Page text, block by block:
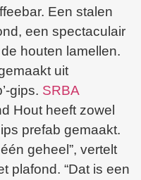
Een stalen
een spectaculair
houten lamellen.
uit
gips. SRBA
Hout heeft zowel
prefab gemaakt.
geheel”, vertelt
plafond. “Dat is een